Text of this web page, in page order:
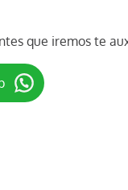
que iremos te